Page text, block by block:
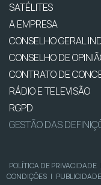
SATÉLITES
A EMPRESA
CONSELHO GERAL
CONSELHO DE
CONTRATO DE
RÁDIO E TELEVISÃO
RGPD
GESTÃO DAS
POLÍTICA DE PRIVACIDADE
CONDIÇÕES | PUBLICIDADE